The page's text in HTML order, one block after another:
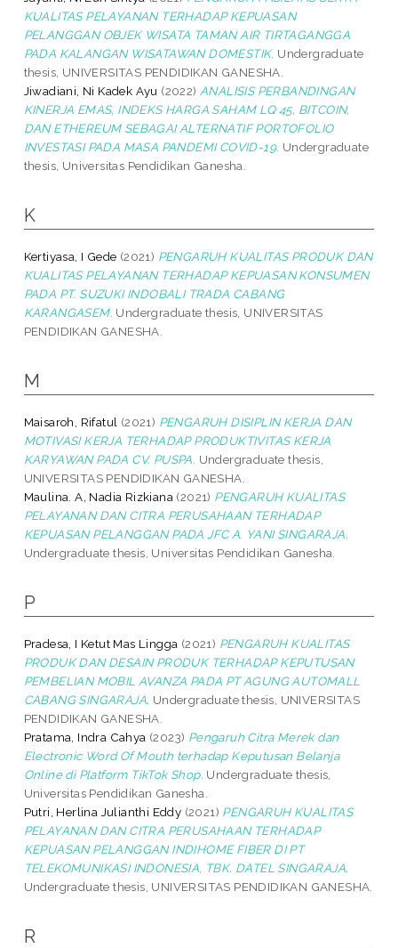
KUALITAS PELAYANAN TERHADAP KEPUASAN
PELANGGAN OBJEK WISATA TAMAN AIR TIRTAGANGGA
PADA KALANGAN WISATAWAN DOMESTIK. Undergraduate
thesis, UNIVERSITAS PENDIDIKAN GANESHA.
Jiwadiani, Ni Kadek Ayu (2022) ANALISIS PERBANDINGAN
KINERJA EMAS, INDEKS HARGA SAHAM LQ 45, BITCOIN,
DAN ETHEREUM SEBAGAI ALTERNATIF PORTOFOLIO
INVESTASI PADA MASA PANDEMI COVID-19. Undergraduate
thesis, Universitas Pendidikan Ganesha.
K
Kertiyasa, I Gede (2021) PENGARUH KUALITAS PRODUK DAN
KUALITAS PELAYANAN TERHADAP KEPUASAN KONSUMEN
PADA PT. SUZUKI INDOBALI TRADA CABANG
KARANGASEM. Undergraduate thesis, UNIVERSITAS
PENDIDIKAN GANESHA.
M
Maisaroh, Rifatul (2021) PENGARUH DISIPLIN KERJA DAN
MOTIVASI KERJA TERHADAP PRODUKTIVITAS KERJA
KARYAWAN PADA CV. PUSPA. Undergraduate thesis,
UNIVERSITAS PENDIDIKAN GANESHA.
Maulina. A, Nadia Rizkiana (2021) PENGARUH KUALITAS
PELAYANAN DAN CITRA PERUSAHAAN TERHADAP
KEPUASAN PELANGGAN PADA JFC A. YANI SINGARAJA.
Undergraduate thesis, Universitas Pendidikan Ganesha.
P
Pradesa, I Ketut Mas Lingga (2021) PENGARUH KUALITAS
PRODUK DAN DESAIN PRODUK TERHADAP KEPUTUSAN
PEMBELIAN MOBIL AVANZA PADA PT AGUNG AUTOMALL
CABANG SINGARAJA. Undergraduate thesis, UNIVERSITAS
PENDIDIKAN GANESHA.
Pratama, Indra Cahya (2023) Pengaruh Citra Merek dan
Electronic Word Of Mouth terhadap Keputusan Belanja
Online di Platform TikTok Shop. Undergraduate thesis,
Universitas Pendidikan Ganesha.
Putri, Herlina Julianthi Eddy (2021) PENGARUH KUALITAS
PELAYANAN DAN CITRA PERUSAHAAN TERHADAP
KEPUASAN PELANGGAN INDIHOME FIBER DI PT
TELEKOMUNIKASI INDONESIA, TBK. DATEL SINGARAJA.
Undergraduate thesis, UNIVERSITAS PENDIDIKAN GANESHA.
R